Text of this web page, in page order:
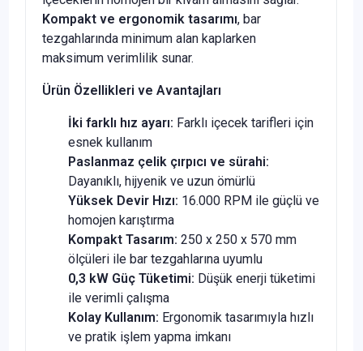
Kompakt ve ergonomik tasarımı, bar
tezgahlarında minimum alan kaplarken
maksimum verimlilik sunar.
Ürün Özellikleri ve Avantajları
İki farklı hız ayarı: Farklı içecek tarifleri için
esnek kullanım
Paslanmaz çelik çırpıcı ve sürahi:
Dayanıklı, hijyenik ve uzun ömürlü
Yüksek Devir Hızı: 16.000 RPM ile güçlü ve
homojen karıştırma
Kompakt Tasarım: 250 x 250 x 570 mm
ölçüleri ile bar tezgahlarına uyumlu
0,3 kW Güç Tüketimi: Düşük enerji tüketimi
ile verimli çalışma
Kolay Kullanım: Ergonomik tasarımıyla hızlı
ve pratik işlem yapma imkanı